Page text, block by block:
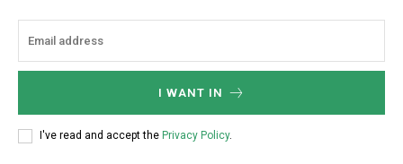
I WANT IN
I've read and accept the Privacy Policy.